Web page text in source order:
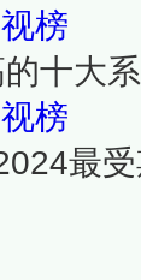
榜
十大
榜
最